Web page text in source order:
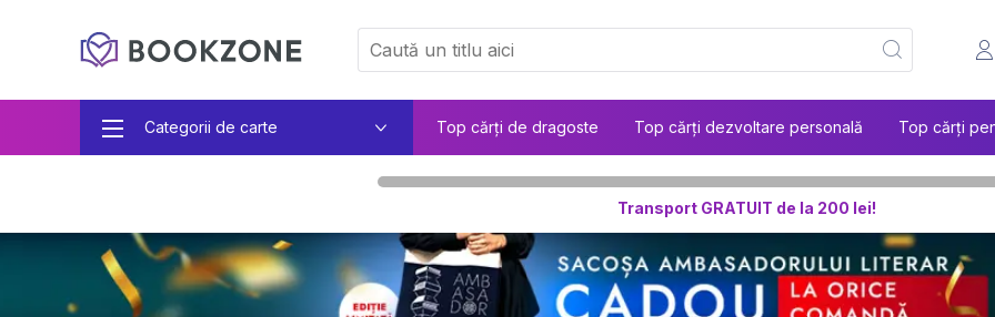
Categorii de carte Top cărți de dragoste Top cărți dezvoltare personală Top cărți
Transport GRATUIT de la 200 lei!